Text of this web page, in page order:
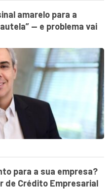
amarelo para a
— e problema vai
para a sua empresa?
de Crédito Empresarial